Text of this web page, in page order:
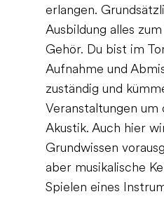
erlangen.
Ausbildung alles
Gehör. Du bist im
Aufnahme und
zuständig und
Veranstaltungen um
Akustik. Auch hier
Grundwissen
aber musikalische
Spielen eines